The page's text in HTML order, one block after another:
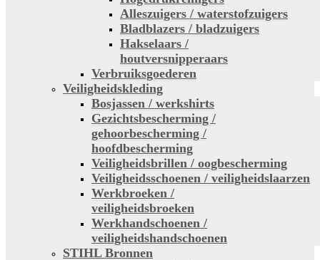
Alleszuigers / waterstofzuigers
Bladblazers / bladzuigers
Hakselaars /
houtversnipperaars
Verbruiksgoederen
Veiligheidskleding
Bosjassen / werkshirts
Gezichtsbescherming /
gehoorbescherming /
hoofdbescherming
Veiligheidsbrillen / oogbescherming
Veiligheidsschoenen / veiligheidslaarzen
Werkbroeken /
veiligheidsbroeken
Werkhandschoenen /
veiligheidshandschoenen
STIHL Bronnen